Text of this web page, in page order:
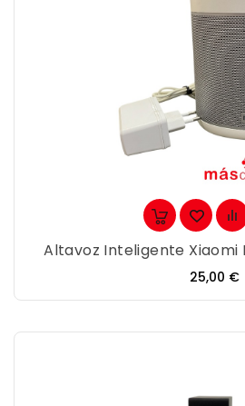
Altavoz Inteligente Xiaomi
Precio
25,00 €